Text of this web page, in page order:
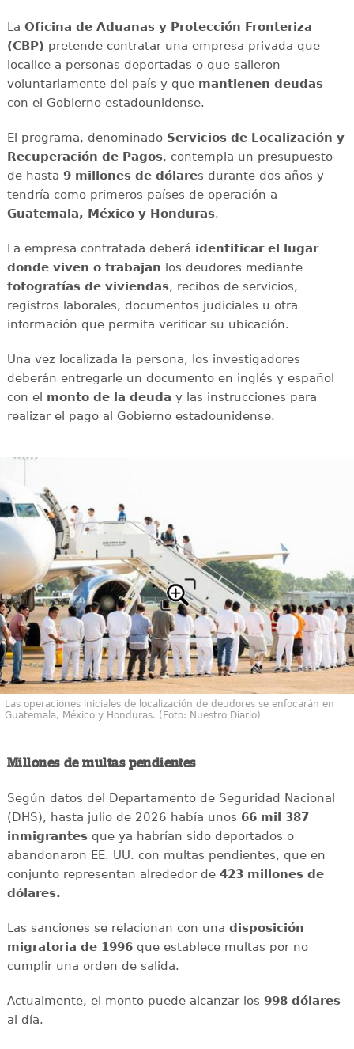
La Oficina de Aduanas y Protección Fronteriza
(CBP) pretende contratar una empresa privada que
localice a personas deportadas o que salieron
voluntariamente del país y que mantienen deudas
con el Gobierno estadounidense.
El programa, denominado Servicios de Localización y
Recuperación de Pagos, contempla un presupuesto
de hasta 9 millones de dólares durante dos años y
tendría como primeros países de operación a
Guatemala, México y Honduras.
La empresa contratada deberá identificar el lugar
donde viven o trabajan los deudores mediante
fotografías de viviendas, recibos de servicios,
registros laborales, documentos judiciales u otra
información que permita verificar su ubicación.
Una vez localizada la persona, los investigadores
deberán entregarle un documento en inglés y español
con el monto de la deuda y las instrucciones para
realizar el pago al Gobierno estadounidense.
Las operaciones iniciales de localización de deudores se enfocarán en
Guatemala, México y Honduras. (Foto: Nuestro Diario)
Millones de multas pendientes
Según datos del Departamento de Seguridad Nacional
(DHS), hasta julio de 2026 había unos 66 mil 387
inmigrantesque ya habrían sido deportados o
abandonaron EE. UU. con multas pendientes, que en
conjunto representan alrededor de 423 millones de
dólares.
Las sanciones se relacionan con una disposición
migratoria de 1996que establece multas por no
cumplir una orden de salida.
Actualmente, el monto puede alcanzar los 998 dólares
al día.